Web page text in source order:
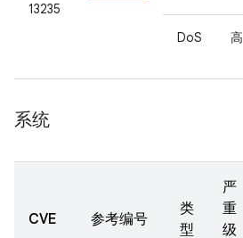
13235
DoS 高
系统
CVE 参考编号
类
型
严
重
级